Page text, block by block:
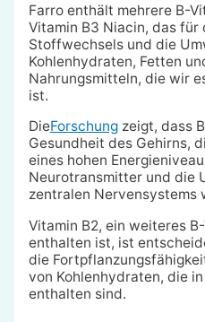
Farro enthält mehrere B-
Vitamin B3 Niacin, das für
Stoffwechsels und die
Kohlenhydraten, Fetten
Nahrungsmitteln, die wir
ist.
DieForschungzeigt, dass
Gesundheit des Gehirns,
eines hohen
Neurotransmitter und die
zentralen Nervensystems
Vitamin B2, ein weiteres
enthalten ist, ist
die
von Kohlenhydraten, die
enthalten sind.